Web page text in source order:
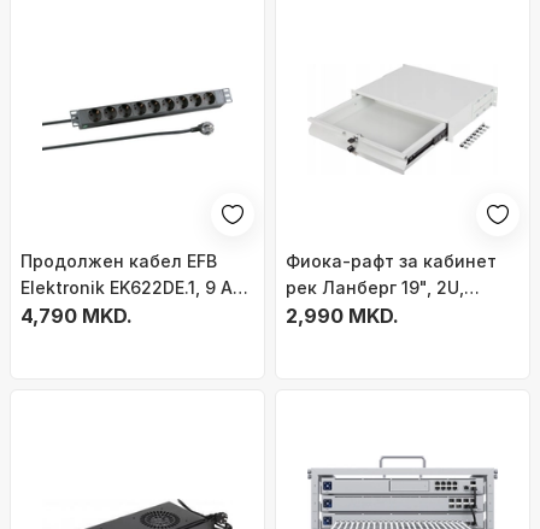
Продолжен кабел EFB
Elektronik EK622DE.1, 9 AC
излези, 2 m, црн
4,790 MKD.
Фиока-рафт за кабинет
рек Ланберг 19", 2U,
483x360mm, 90kg, сива
2,990 MKD.